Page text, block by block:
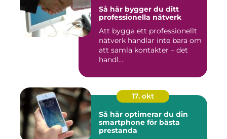
Så här bygger du ditt
professionella nätverk
Att bygga ett professionellt
nätverk handlar inte bara om
att samla kontakter – det
handl...
17. okt
Så här optimerar du din
smartphone för bästa
prestanda